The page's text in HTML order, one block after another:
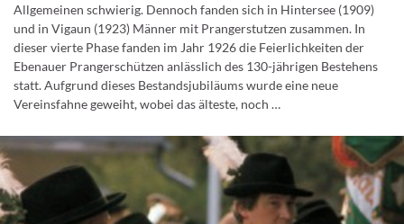
Allgemeinen schwierig. Dennoch fanden sich in Hintersee (1909)
und in Vigaun (1923) Männer mit Prangerstutzen zusammen. In
dieser vierte Phase fanden im Jahr 1926 die Feierlichkeiten der
Ebenauer Prangerschützen anlässlich des 130-jährigen Bestehens
statt. Aufgrund dieses Bestandsjubiläums wurde eine neue
Vereinsfahne geweiht, wobei das älteste, noch …